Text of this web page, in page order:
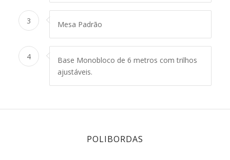
3 Mesa Padrão
4
Base Monobloco de 6 metros com trilhos
ajustáveis.
POLIBORDAS